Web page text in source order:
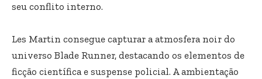
seu conflito interno.
Les Martin consegue capturar a atmosfera noir do
universo Blade Runner, destacando os elementos de
ficção científica e suspense policial. A ambientação